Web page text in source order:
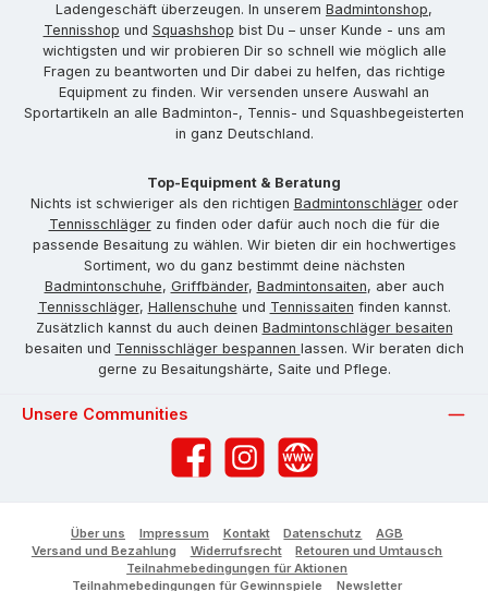
Ladengeschäft überzeugen. In unserem Badmintonshop,
Tennisshop und Squashshop bist Du – unser Kunde - uns am
wichtigsten und wir probieren Dir so schnell wie möglich alle
Fragen zu beantworten und Dir dabei zu helfen, das richtige
Equipment zu finden. Wir versenden unsere Auswahl an
Sportartikeln an alle Badminton-, Tennis- und Squashbegeisterten
in ganz Deutschland.
Top-Equipment & Beratung
Nichts ist schwieriger als den richtigen Badmintonschlägeroder
Tennisschlägerzu finden oder dafür auch noch die für die
passende Besaitung zu wählen. Wir bieten dir ein hochwertiges
Sortiment, wo du ganz bestimmt deine nächsten
Badmintonschuhe, Griffbänder, Badmintonsaiten, aber auch
Tennisschläger, Hallenschuhe und Tennissaiten finden kannst.
Zusätzlich kannst du auch deinen Badmintonschläger besaiten
besaiten und Tennisschläger bespannen lassen. Wir beraten dich
gerne zu Besaitungshärte, Saite und Pflege.
Unsere Communities
FacebookInstagramWebsite
Über uns Impressum Kontakt Datenschutz
AGB
Versand und Bezahlung
Widerrufsrecht
Retouren und Umtausch
Teilnahmebedingungen für Aktionen
Teilnahmebedingungen für Gewinnspiele
Newsletter